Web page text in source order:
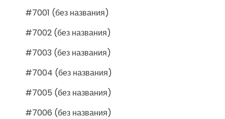
#7001 (без названия)
#7002 (без названия)
#7003 (без названия)
#7004 (без названия)
#7005 (без названия)
#7006 (без названия)